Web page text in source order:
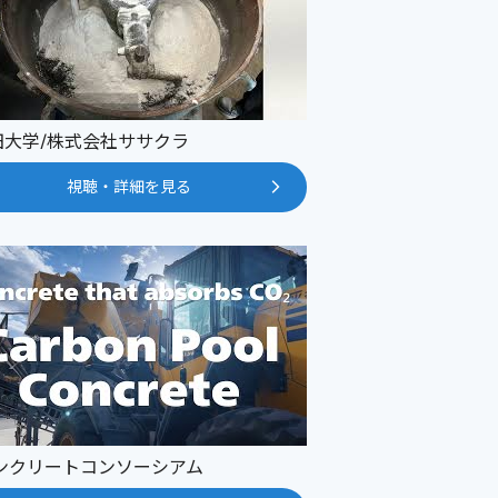
学/株式会社ササクラ
視聴・詳細を見る
クリートコンソーシアム